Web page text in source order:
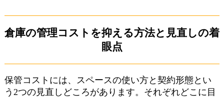
倉庫の管理コストを抑える方法と見直しの着
眼点
保管コストには、スペースの使い方と契約形態とい
う2つの見直しどころがあります。それぞれどこに目